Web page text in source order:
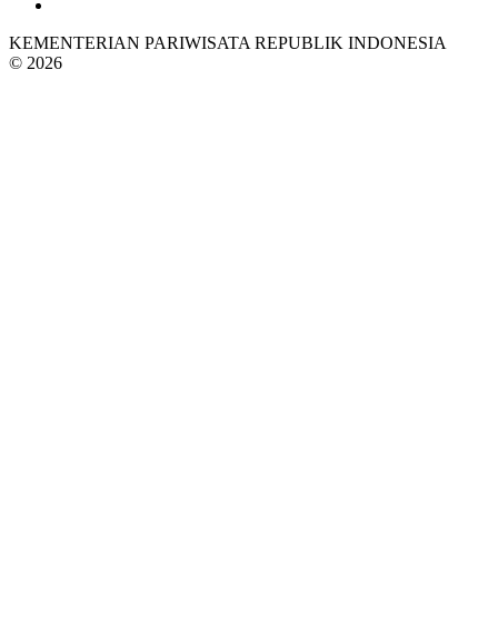
KEMENTERIAN PARIWISATA REPUBLIK INDONESIA
© 2026